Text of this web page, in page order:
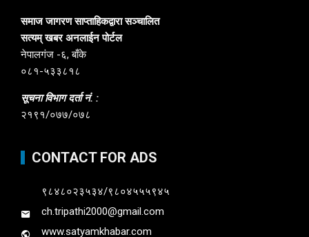
समाज जागरण साप्ताहिकद्वारा सञ्चालित
सत्यम् खबर अनलाईन पोर्टल
नेपालगंज -६, बाँके
०८१-५३३८१८
सूचना विभाग दर्ता नं. :
२१९१/०७७/०७८
CONTACT FOR ADS
९८४८०२३५३४/९८०४५५५९४५
ch.tripathi2000@gmail.com
www.satyamkhabar.com